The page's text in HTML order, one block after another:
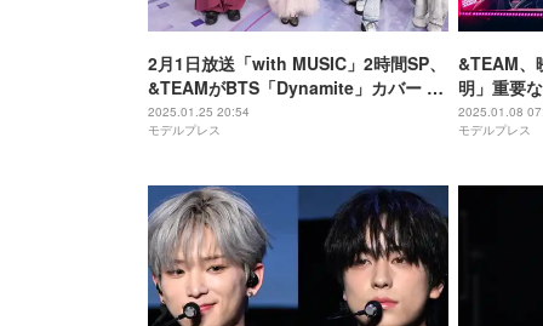
2月1日放送「with MUSIC」2時間SP、
&TEAMがBTS「Dynamite」カバー 赤
っ恥事件も語る
2025.01.25 20:54
モデルプレス
&TEAM、
明」重要
露【パリ
2025.01.08
モデルプレス